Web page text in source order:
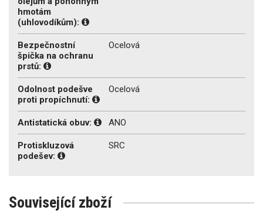
hmotám
(uhlovodíkům):
Bezpečnostní
špička na ochranu
prstů:
Ocelová
Odolnost podešve
proti propíchnutí:
Ocelová
Antistatická obuv: ANO
Protiskluzová
podešev:
SRC
Související zboží